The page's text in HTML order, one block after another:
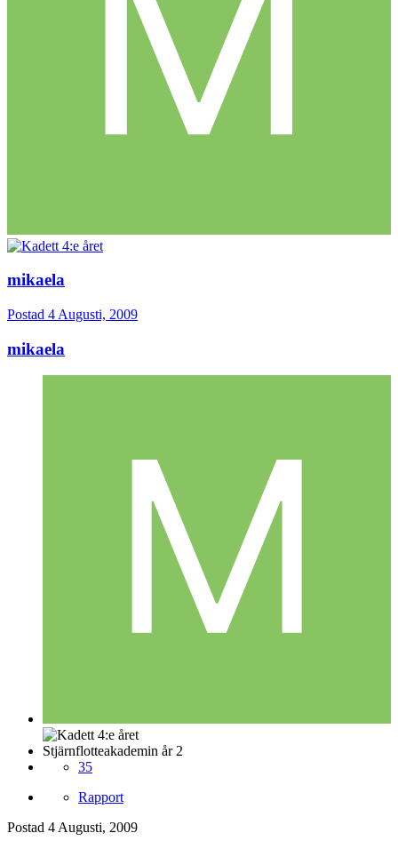
mikaela
Postad 4 Augusti, 2009
mikaela
Stjärnflotteakademin år 2
35
Rapport
Postad 4 Augusti, 2009